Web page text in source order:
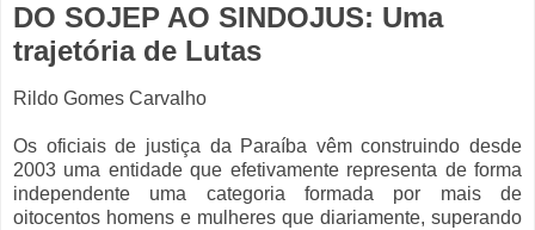
DO SOJEP AO SINDOJUS: Uma
trajetória de Lutas
Rildo Gomes Carvalho
Os oficiais de justiça da Paraíba vêm construindo desde
2003 uma entidade que efetivamente representa de forma
independente uma categoria formada por mais de
oitocentos homens e mulheres que diariamente, superando